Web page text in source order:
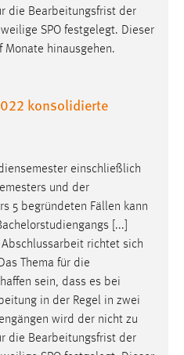
die Bearbeitungsfrist der
SPO festgelegt. Dieser
Monate hinausgehen.
konsolidierte
einschließlich
und der
5 begründeten Fällen kann
[...]
richtet sich
Thema für die
sein, dass es bei
in der Regel in zwei
wird der nicht zu
die Bearbeitungsfrist der